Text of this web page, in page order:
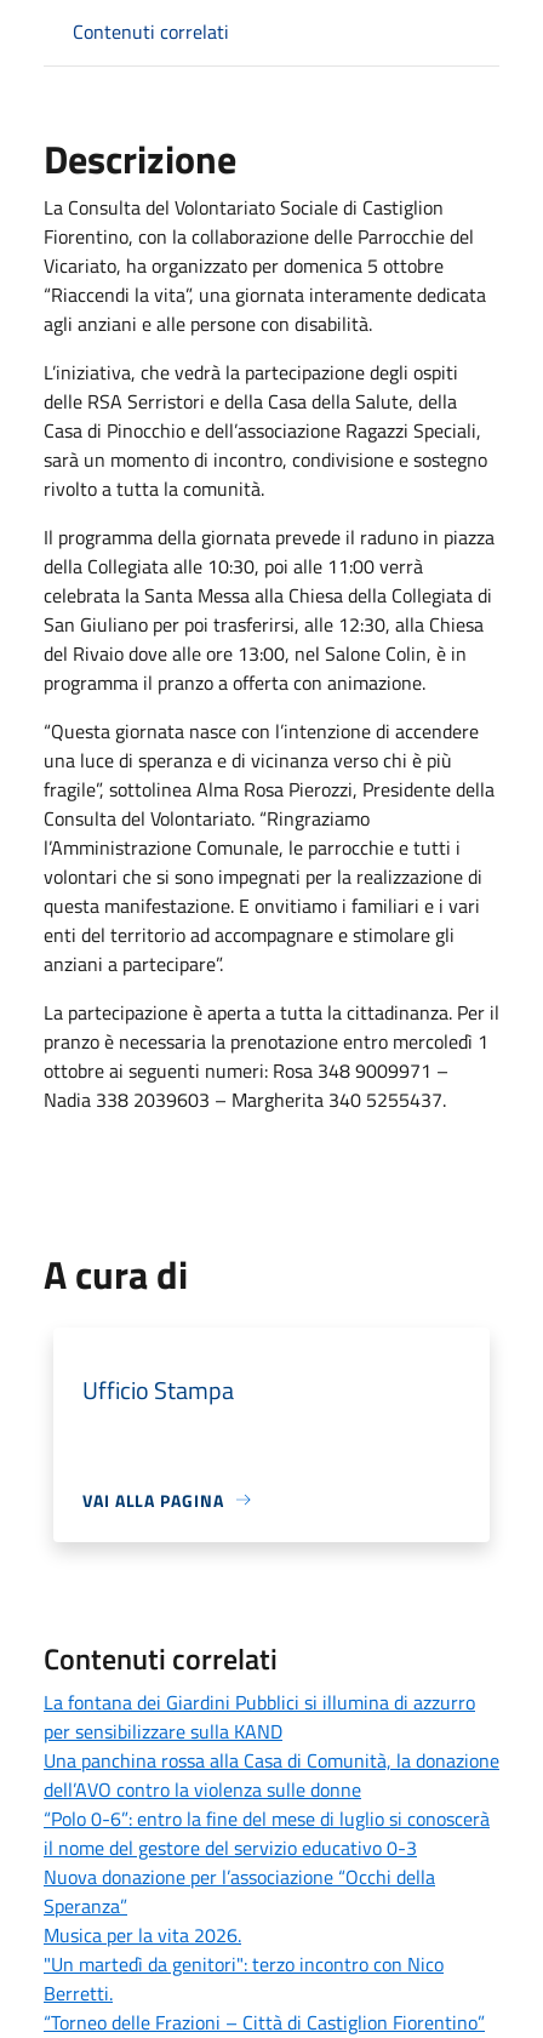
Contenuti correlati
Descrizione
La Consulta del Volontariato Sociale di Castiglion
Fiorentino, con la collaborazione delle Parrocchie del
Vicariato, ha organizzato per domenica 5 ottobre
“Riaccendi la vita”, una giornata interamente dedicata
agli anziani e alle persone con disabilità.
L’iniziativa, che vedrà la partecipazione degli ospiti
delle RSA Serristori e della Casa della Salute, della
Casa di Pinocchio e dell’associazione Ragazzi Speciali,
sarà un momento di incontro, condivisione e sostegno
rivolto a tutta la comunità.
Il programma della giornata prevede il raduno in piazza
della Collegiata alle 10:30, poi alle 11:00 verrà
celebrata la Santa Messa alla Chiesa della Collegiata di
San Giuliano per poi trasferirsi, alle 12:30, alla Chiesa
del Rivaio dove alle ore 13:00, nel Salone Colin, è in
programma il pranzo a offerta con animazione.
“Questa giornata nasce con l’intenzione di accendere
una luce di speranza e di vicinanza verso chi è più
fragile”, sottolinea Alma Rosa Pierozzi, Presidente della
Consulta del Volontariato. “Ringraziamo
l’Amministrazione Comunale, le parrocchie e tutti i
volontari che si sono impegnati per la realizzazione di
questa manifestazione. E onvitiamo i familiari e i vari
enti del territorio ad accompagnare e stimolare gli
anziani a partecipare”.
La partecipazione è aperta a tutta la cittadinanza. Per il
pranzo è necessaria la prenotazione entro mercoledì 1
ottobre ai seguenti numeri: Rosa 348 9009971 –
Nadia 338 2039603 – Margherita 340 5255437.
A cura di
Ufficio Stampa
VAI ALLA PAGINA
Contenuti correlati
La fontana dei Giardini Pubblici si illumina di azzurro
per sensibilizzare sulla KAND
Una panchina rossa alla Casa di Comunità, la donazione
dell’AVO contro la violenza sulle donne
“Polo 0-6”: entro la fine del mese di luglio si conoscerà
il nome del gestore del servizio educativo 0-3
Nuova donazione per l’associazione “Occhi della
Speranza”
Musica per la vita 2026.
"Un martedì da genitori": terzo incontro con Nico
Berretti.
“Torneo delle Frazioni – Città di Castiglion Fiorentino”